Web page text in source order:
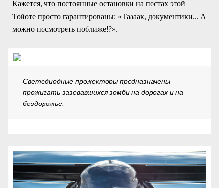
Кажется, что постоянные остановки на постах этой
Тойоте просто гарантированы: «Таааак, документики... А
можно посмотреть поближе!?».
Светодиодные прожекторы предназначены
прожигать зазевавшихся зомби на дорогах и на
бездорожье.